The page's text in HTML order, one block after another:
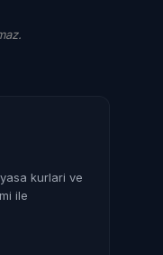
kurlari ve
ile